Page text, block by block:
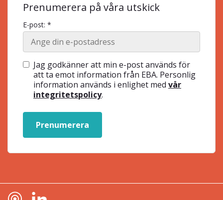
Prenumerera på våra utskick
E-post: *
Jag godkänner att min e-post används för
att ta emot information från EBA. Personlig
information används i enlighet med vår
integritetspolicy.
Prenumerera